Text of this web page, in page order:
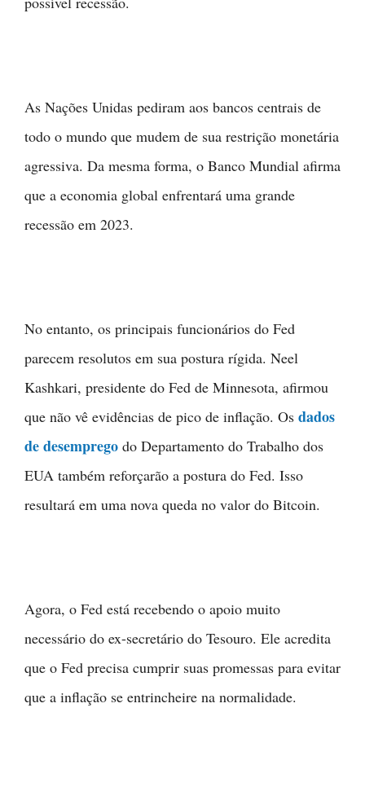
As Nações Unidas pediram aos bancos centrais de
todo o mundo que mudem de sua restrição monetária
agressiva. Da mesma forma, o Banco Mundial afirma
que a economia global enfrentará uma grande
recessão em 2023.
No entanto, os principais funcionários do Fed
parecem resolutos em sua postura rígida. Neel
Kashkari, presidente do Fed de Minnesota, afirmou
que não vê evidências de pico de inflação. Os dados
de desemprego do Departamento do Trabalho dos
EUA também reforçarão a postura do Fed. Isso
resultará em uma nova queda no valor do Bitcoin.
Agora, o Fed está recebendo o apoio muito
necessário do ex-secretário do Tesouro. Ele acredita
que o Fed precisa cumprir suas promessas para evitar
que a inflação se entrincheire na normalidade.